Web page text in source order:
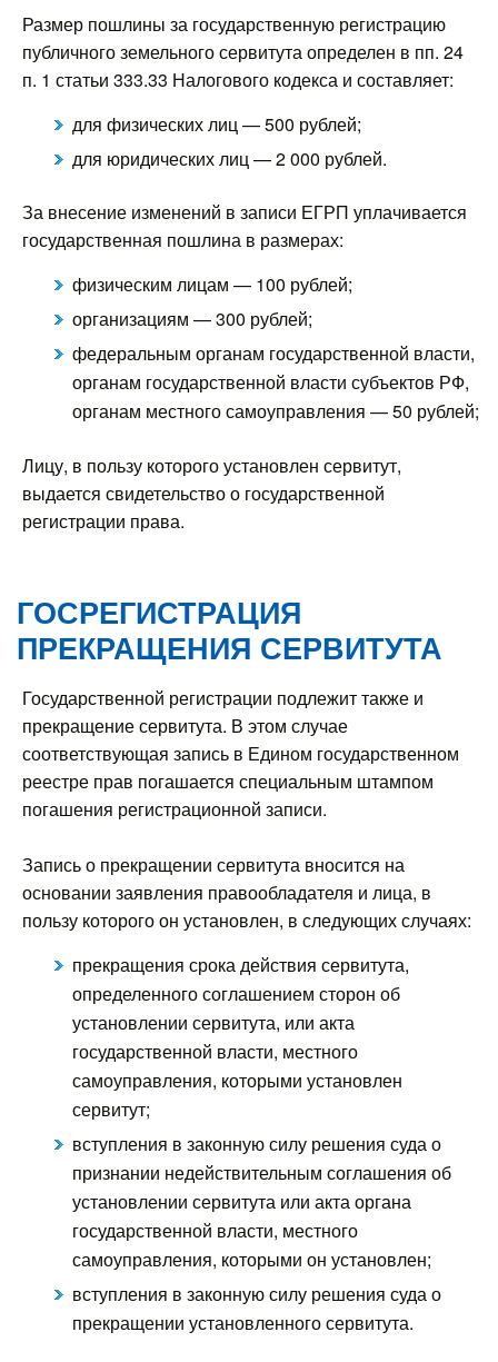
Размер пошлины за государственную регистрацию
публичного земельного сервитута определен в пп. 24
п. 1 статьи 333.33 Налогового кодекса и составляет:
для физических лиц — 500 рублей;
для юридических лиц — 2 000 рублей.
За внесение изменений в записи ЕГРП уплачивается
государственная пошлина в размерах:
физическим лицам — 100 рублей;
организациям — 300 рублей;
федеральным органам государственной власти,
органам государственной власти субъектов РФ,
органам местного самоуправления — 50 рублей;
Лицу, в пользу которого установлен сервитут,
выдается свидетельство о государственной
регистрации права.
ГОСРЕГИСТРАЦИЯ
ПРЕКРАЩЕНИЯ СЕРВИТУТА
Государственной регистрации подлежит также и
прекращение сервитута. В этом случае
соответствующая запись в Едином государственном
реестре прав погашается специальным штампом
погашения регистрационной записи.
Запись о прекращении сервитута вносится на
основании заявления правообладателя и лица, в
пользу которого он установлен, в следующих случаях:
прекращения срока действия сервитута,
определенного соглашением сторон об
установлении сервитута, или акта
государственной власти, местного
самоуправления, которыми установлен
сервитут;
вступления в законную силу решения суда о
признании недействительным соглашения об
установлении сервитута или акта органа
государственной власти, местного
самоуправления, которыми он установлен;
вступления в законную силу решения суда о
прекращении установленного сервитута.